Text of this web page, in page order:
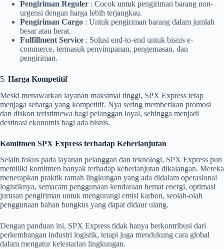
Pengiriman Reguler : Cocok untuk pengiriman barang non-
urgensi dengan harga lebih terjangkau.
Pengiriman Cargo : Untuk pengiriman barang dalam jumlah
besar atau berat.
Fulfillment Service : Solusi end-to-end untuk bisnis e-
commerce, termasuk penyimpanan, pengemasan, dan
pengiriman.
5. Harga Kompetitif
Meski menawarkan layanan maksimal tinggi, SPX Express tetap
menjaga seharga yang kompetitif. Nya sering memberikan promosi
dan diskon teristimewa bagi pelanggan loyal, sehingga menjadi
destinasi ekonomis bagi ada bisnis.
Komitmen SPX Express terhadap Keberlanjutan
Selain fokus pada layanan pelanggan dan teknologi, SPX Express pun
memiliki komitmen banyak terhadap keberlanjutan dikalangan. Mereka
menerapkan praktik ramah lingkungan yang ada didalam operasional
logistiknya, semacam penggunaan kendaraan hemat energi, optimasi
jurusan pengiriman untuk mengurangi emisi karbon, seolah-olah
penggunaan bahan bungkus yang dapat didaur ulang.
Dengan panduan ini, SPX Express tidak hanya berkontribusi dari
perkembangan industri logistik, tetapi juga mendukung cara global
dalam mengatur kelestarian lingkungan.